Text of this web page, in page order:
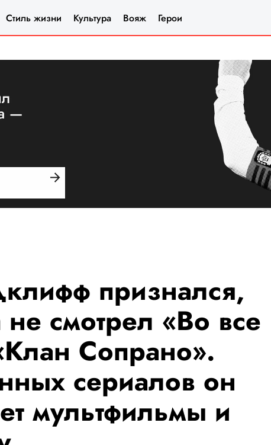
Стиль жизни Культура Вояж Герои
признался,
не смотрел «Во все
Сопрано».
сериалов он
мультфильмы и